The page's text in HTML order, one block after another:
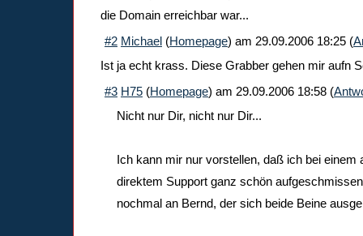
die Domain erreichbar war...
#2 Michael (Homepage) am 29.09.2006 18:25 (
Ist ja echt krass. Diese Grabber gehen mir aufn
#3 H75 (Homepage) am 29.09.2006 18:58 (
Nicht nur Dir, nicht nur Dir...
Ich kann mir nur vorstellen, daß ich bei einem
direktem Support ganz schön
nochmal an Bernd, der sich beide Beine